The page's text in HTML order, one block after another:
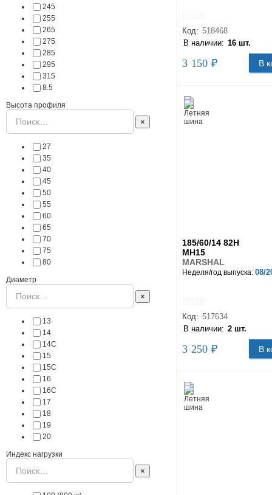
245
255
265
275
285
295
315
8.5
Высота профиля
×
27
35
40
45
50
55
60
65
70
75
80
Диаметр
×
13
14
14C
15
15C
16
16C
17
18
19
20
Индекс нагрузки
×
Код: 518468
В наличии: 16 шт.
3 150 ₽ В
185/60/14 82H
MH15
MARSHAL
Неделя/год выпуска: 08/
Код: 517634
В наличии: 2 шт.
3 250 ₽ В